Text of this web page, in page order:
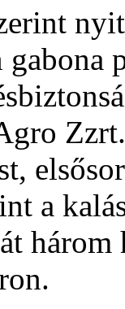
gabona
a